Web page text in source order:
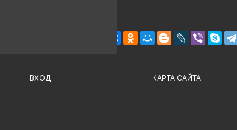
ВХОД КАРТА САЙТА